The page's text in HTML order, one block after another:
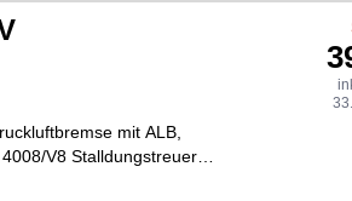
mit ALB,
V8 Stalldungstreuer